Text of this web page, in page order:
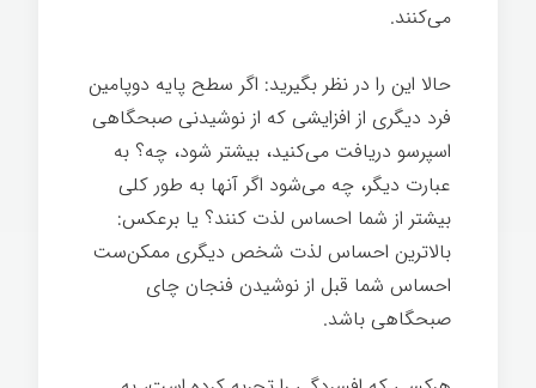
می‌کنند.
حالا این را در نظر بگیرید: اگر سطح پایه دوپامین
فرد دیگری از افزایشی که از نوشیدنی صبحگاهی
اسپرسو دریافت می‌کنید، بیشتر شود، چه؟ به
عبارت دیگر، چه می‌شود اگر آنها به طور کلی
بیشتر از شما احساس لذت کنند؟ یا برعکس:
بالاترین احساس لذت شخص دیگری ممکن‌ست
احساس شما قبل از نوشیدن فنجان چای
صبحگاهی باشد.